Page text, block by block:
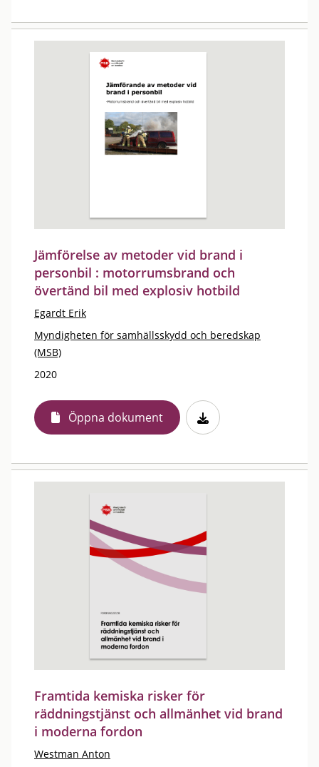
Jämförelse av metoder vid brand i
personbil : motorrumsbrand och
övertänd bil med explosiv hotbild
Egardt Erik
Myndigheten för samhällsskydd och beredskap
(MSB)
2020
Öppna dokument
Framtida kemiska risker för
räddningstjänst och allmänhet vid brand
i moderna fordon
Westman Anton